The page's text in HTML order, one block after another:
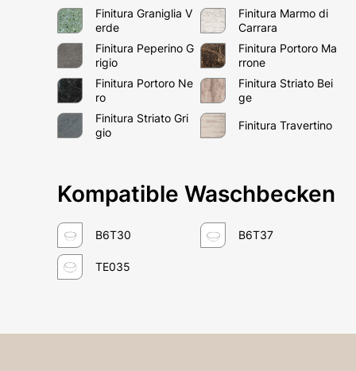
Passwort*
Anmeldung
Finitura Graniglia V
erde
Finitura Marmo di
Carrara
Finitura Peperino G
rigio
Finitura Portoro Ma
rrone
Finitura Portoro Ne
ro
Finitura Striato Bei
ge
Finitura Striato Gri
gio
Finitura Travertino
Kompatible Waschbecken
B6T30 B6T37
TE035